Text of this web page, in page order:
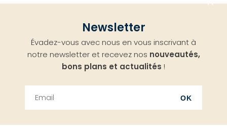
Newsletter
Évadez-vous avec nous en vous inscrivant à
notre newsletter et recevez nos nouveautés,
bons plans et actualités !
OK